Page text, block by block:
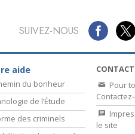
SUIVEZ-NOUS
aide
du bonheur
de l’Étude
des criminels
Pour
le site